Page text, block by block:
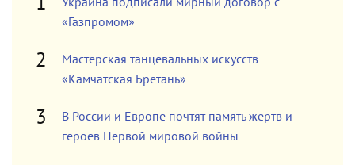
«Газпромом»
Мастерская танцевальных искусств
«Камчатская Бретань»
В России и Европе почтят память жертв и
героев Первой мировой войны